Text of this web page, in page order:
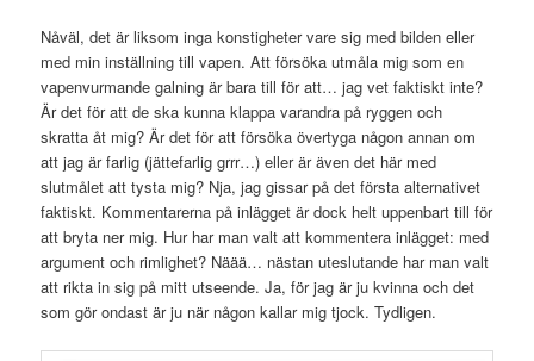
Nåväl, det är liksom inga konstigheter vare sig med bilden eller
med min inställning till vapen. Att försöka utmåla mig som en
vapenvurmande galning är bara till för att… jag vet faktiskt inte?
Är det för att de ska kunna klappa varandra på ryggen och
skratta åt mig? Är det för att försöka övertyga någon annan om
att jag är farlig (jättefarlig grrr…) eller är även det här med
slutmålet att tysta mig? Nja, jag gissar på det första alternativet
faktiskt. Kommentarerna på inlägget är dock helt uppenbart till för
att bryta ner mig. Hur har man valt att kommentera inlägget: med
argument och rimlighet? Näää… nästan uteslutande har man valt
att rikta in sig på mitt utseende. Ja, för jag är ju kvinna och det
som gör ondast är ju när någon kallar mig tjock. Tydligen.